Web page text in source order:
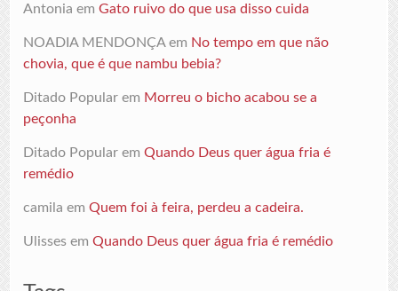
Antonia emGato ruivo do que usa disso cuida
NOADIA MENDONÇA em No tempo em que não
chovia, que é que nambu bebia?
Ditado Popular em Morreu o bicho acabou se a
peçonha
Ditado Popular emQuando Deus quer água fria é
remédio
camila emQuem foi à feira, perdeu a cadeira.
Ulisses emQuando Deus quer água fria é remédio